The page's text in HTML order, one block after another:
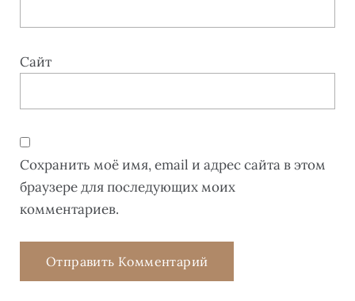
Сайт
Сохранить моё имя, email и адрес сайта в этом
браузере для последующих моих
комментариев.